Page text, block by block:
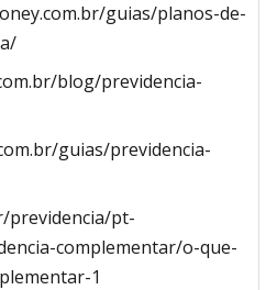
guias/planos-de-
blog/previdencia-
guias/previdencia-
previdencia/pt-
complementar/o-que-
1